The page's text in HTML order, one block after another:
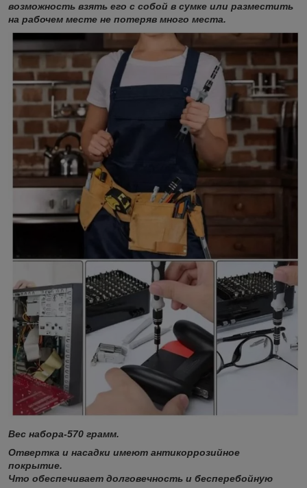
возможность взять его с собой в сумке или разместить
на рабочем месте не потеряв много места.
Вес набора-570 грамм.
Отвертка и насадки имеют антикоррозийное
покрытие.
Что обеспечивает долговечность и бесперебойную